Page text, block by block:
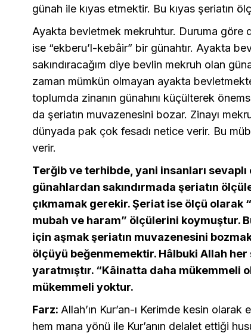
günah ile kıyas etmektir. Bu kıyas şeriatın
Ayakta bevletmek mekruhtur. Duruma göre
ise “ekberu’l-kebâir” bir günahtır. Ayakta
sakındıracağım diye bevlin mekruh olan
zaman mümkün olmayan ayakta
toplumda zinanın günahını küçülterek
da şeriatın muvazenesini bozar. Zinayı
dünyada pak çok fesadı netice verir. Bu
verir.
Terğib ve terhibde, yani insanları
günahlardan sakındırmada şeriatın
çıkmamak gerekir. Şeriat ise ölçü olarak
mubah ve haram” ölçülerini koymuştur.
için aşmak şeriatın muvazenesini
ölçüyü beğenmemektir. Hâlbuki Allah her
yaratmıştır. “Kâinatta daha mükemmeli
mükemmeli yoktur.
Farz: Allah’ın Kur’an-ı Kerimde kesin
hem mana yönü ile Kur’anın delalet ettiği